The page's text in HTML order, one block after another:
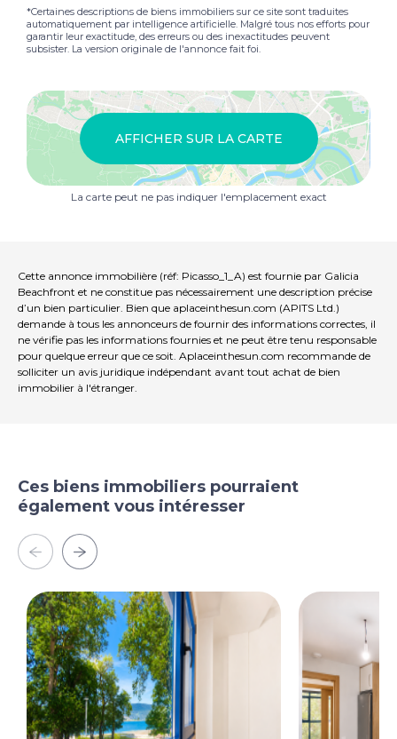
terme en vert.
*Certaines descriptions de biens immobiliers sur ce site sont traduites
automatiquement par intelligence artificielle. Malgré tous nos efforts pour
garantir leur exactitude, des erreurs ou des inexactitudes peuvent
subsister. La version originale de l'annonce fait foi.
AFFICHER SUR LA CARTE
La carte peut ne pas indiquer l'emplacement exact
Cette annonce immobilière (réf: Picasso_1_A) est fournie par Galicia
Beachfront et ne constitue pas nécessairement une description précise
d’un bien particulier. Bien que aplaceinthesun.com (APITS Ltd.)
demande à tous les annonceurs de fournir des informations correctes, il
ne vérifie pas les informations fournies et ne peut être tenu responsable
pour quelque erreur que ce soit. Aplaceinthesun.com recommande de
solliciter un avis juridique indépendant avant tout achat de bien
immobilier à l'étranger.
Ces biens immobiliers pourraient
également vous intéresser